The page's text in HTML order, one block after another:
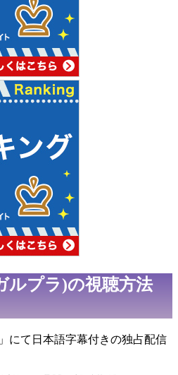
ルプラ)の視聴方法
にて日本語字幕付きの独占配信